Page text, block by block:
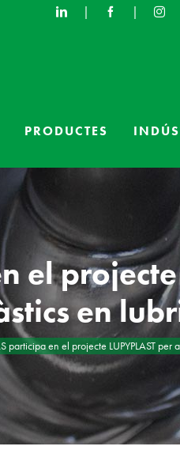
| |
PRODUCTES
el
en
participa en el projecte LUPYPLAST